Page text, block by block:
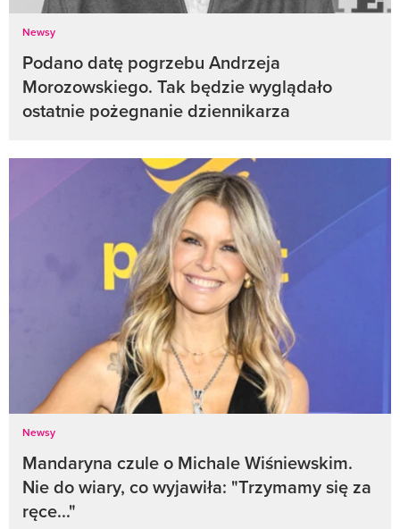
Newsy
Podano datę pogrzebu Andrzeja
Morozowskiego. Tak będzie wyglądało
ostatnie pożegnanie dziennikarza
Newsy
Mandaryna czule o Michale Wiśniewskim.
Nie do wiary, co wyjawiła: "Trzymamy się za
ręce..."